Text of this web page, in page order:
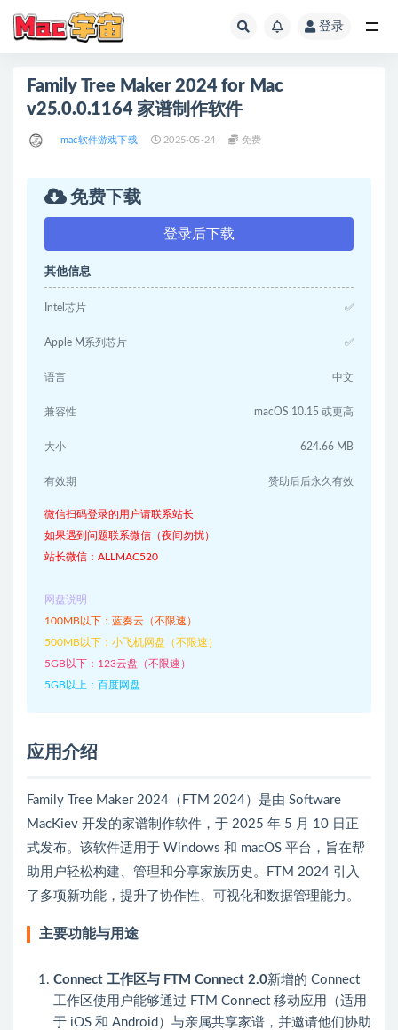
登录
Family Tree Maker 2024 for Mac
v25.0.0.1164 家谱制作软件
mac软件游戏下载 2025-05-24 免费
免费下载
登录后下载
其他信息
Intel芯片 ✅
Apple M系列芯片 ✅
语言 中文
兼容性 macOS 10.15 或更高
大小 624.66 MB
有效期 赞助后后永久有效
微信扫码登录的用户请联系站长
如果遇到问题联系微信（夜间勿扰）
站长微信：ALLMAC520
网盘说明
100MB以下：蓝奏云（不限速）
500MB以下：小飞机网盘（不限速）
5GB以下：123云盘（不限速）
5GB以上：百度网盘
应用介绍
Family Tree Maker 2024（FTM 2024）是由 Software
MacKiev 开发的家谱制作软件，于 2025 年 5 月 10 日正
式发布。该软件适用于 Windows 和 macOS 平台，旨在帮
助用户轻松构建、管理和分享家族历史。FTM 2024 引入
了多项新功能，提升了协作性、可视化和数据管理能力。
主要功能与用途
Connect 工作区与 FTM Connect 2.0新增的 Connect
工作区使用户能够通过 FTM Connect 移动应用（适用
于 iOS 和 Android）与亲属共享家谱，并邀请他们协助